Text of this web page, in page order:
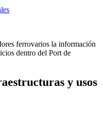
ferrovarios la información
dentro del Port de
y usos